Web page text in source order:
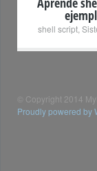
shell script,
© Copyright 2014
Proudly powered by